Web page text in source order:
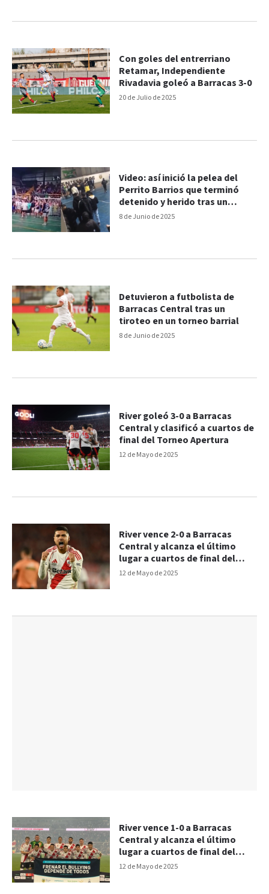
20 de Julio de 2025
Con goles del entrerriano
Retamar, Independiente
Rivadavia goleó a Barracas 3-0
8 de Junio de 2025
Video: así inició la pelea del
Perrito Barrios que terminó
detenido y herido tras un
tiroteo
8 de Junio de 2025
Detuvieron a futbolista de
Barracas Central tras un
tiroteo en un torneo barrial
12 de Mayo de 2025
River goleó 3-0 a Barracas
Central y clasificó a cuartos de
final del Torneo Apertura
12 de Mayo de 2025
River vence 2-0 a Barracas
Central y alcanza el último
lugar a cuartos de final del
Torneo Apertura
12 de Mayo de 2025
River vence 1-0 a Barracas
Central y alcanza el último
lugar a cuartos de final del
Torneo Apertura